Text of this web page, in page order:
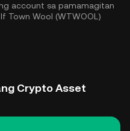
account sa pamamagitan
Town Wool (WTWOOL)
Crypto Asset